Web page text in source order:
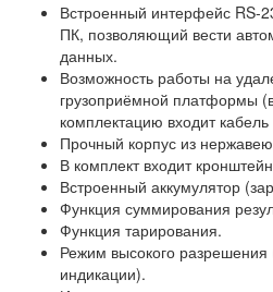
Встроенный интерфейс RS-
ПК, позволяющий вести
данных.
Возможность работы на
грузоприёмной платформы
комплектацию входит
Прочный корпус из
В комплект входит
Встроенный аккумулятор
Функция суммирования
Функция тарирования.
Режим высокого
индикации).